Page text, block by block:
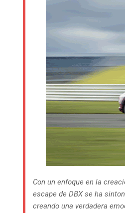
Con un enfoque en la
escape de DBX se ha
creando una verdadera